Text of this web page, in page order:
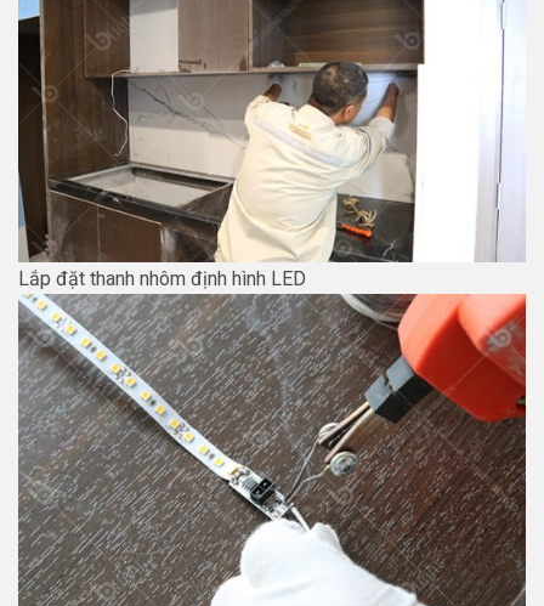
Lắp đặt thanh nhôm định hình LED